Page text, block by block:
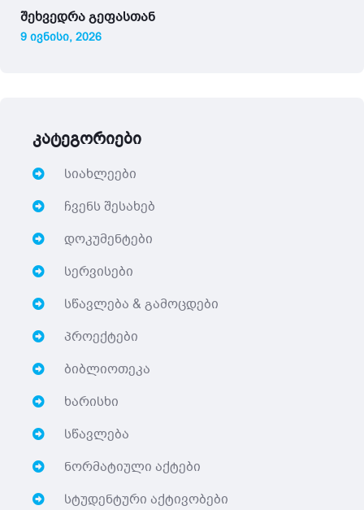
შეხვედრა გეფასთან
9 ივნისი, 2026
კატეგორიები
სიახლეები
ჩვენს შესახებ
დოკუმენტები
სერვისები
სწავლება & გამოცდები
პროექტები
ბიბლიოთეკა
ხარისხი
სწავლება
ნორმატიული აქტები
სტუდენტური აქტივობები